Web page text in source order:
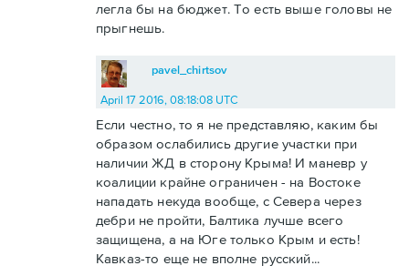
легла бы на бюджет. То есть выше головы не
прыгнешь.
pavel_chirtsov
April 17 2016, 08:18:08 UTC
Если честно, то я не представляю, каким бы
образом ослабились другие участки при
наличии ЖД в сторону Крыма! И маневр у
коалиции крайне ограничен - на Востоке
нападать некуда вообще, с Севера через
дебри не пройти, Балтика лучше всего
защищена, а на Юге только Крым и есть!
Кавказ-то еще не вполне русский...